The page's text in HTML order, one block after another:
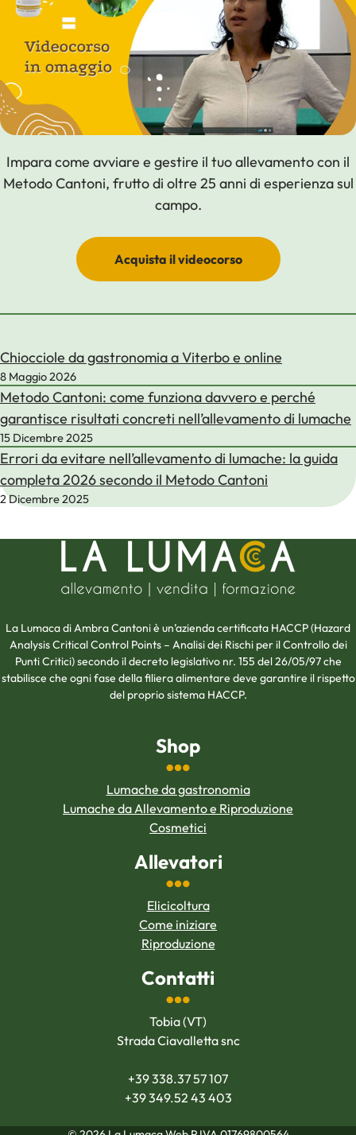
Impara come avviare e gestire il tuo allevamento con il
Metodo Cantoni, frutto di oltre 25 anni di esperienza sul
campo.
Acquista il videocorso
Chiocciole da gastronomia a Viterbo e online
8 Maggio 2026
Metodo Cantoni: come funziona davvero e perché
garantisce risultati concreti nell’allevamento di lumache
15 Dicembre 2025
Errori da evitare nell’allevamento di lumache: la guida
completa 2026 secondo il Metodo Cantoni
2 Dicembre 2025
La Lumaca di Ambra Cantoni è un’azienda certificata HACCP (Hazard
Analysis Critical Control Points – Analisi dei Rischi per il Controllo dei
Punti Critici) secondo il decreto legislativo nr. 155 del 26/05/97 che
stabilisce che ogni fase della filiera alimentare deve garantire il rispetto
del proprio sistema HACCP.
Shop
Lumache da gastronomia
Lumache da Allevamento e Riproduzione
Cosmetici
Contatti
Tobia (VT)
Strada Ciavalletta snc
+39 338.37 57 107
+39 349.52 43 403
Allevatori
Elicicoltura
Come iniziare
Riproduzione